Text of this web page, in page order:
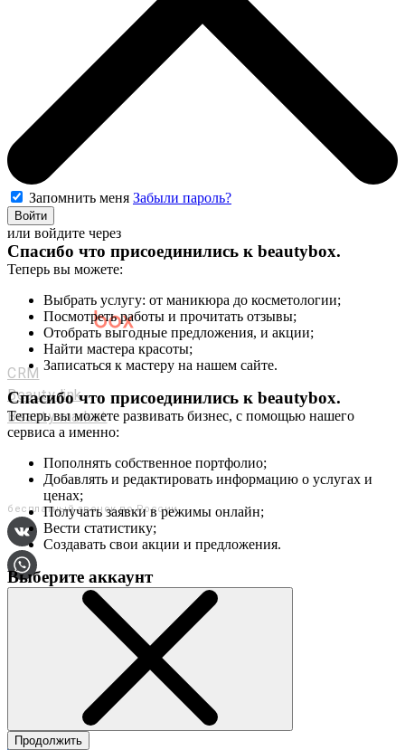
Мастерам и салонам
CRM
Beauty link
Beauty market
Приложение
Мы в соц. сетях
+7 (800) 551-80-29
бесплатный звонок по России
О сервисе
Запомнить меня Забыли пароль?
Войти
или войдите через
Спасибо что присоединились к beautybox.
Теперь вы можете:
Выбрать услугу: от маникюра до косметологии;
Посмотреть работы и прочитать отзывы;
Отобрать выгодные предложения, и акции;
Найти мастера красоты;
Записаться к мастеру на нашем сайте.
Спасибо что присоединились к beautybox.
Теперь вы можете развивать бизнес, с помощью нашего
сервиса а именно:
Пополнять собственное портфолио;
Добавлять и редактировать информацию о услугах и
ценах;
Получать заявки в режимы онлайн;
Вести статистику;
Создавать свои акции и предложения.
Выберите аккаунт
Продолжить